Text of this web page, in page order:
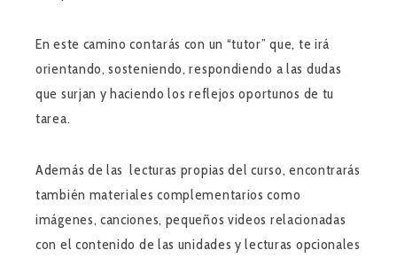
En este camino contarás con un “tutor” que, te irá
orientando, sosteniendo, respondiendo a las dudas
que surjan y haciendo los reflejos oportunos de tu
tarea.
Además de las lecturas propias del curso, encontrarás
también materiales complementarios como
imágenes, canciones, pequeños videos relacionadas
con el contenido de las unidades y lecturas opcionales